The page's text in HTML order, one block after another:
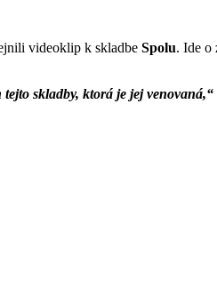
videoklip k skladbe Spolu. Ide o
skladby, ktorá je jej venovaná,“